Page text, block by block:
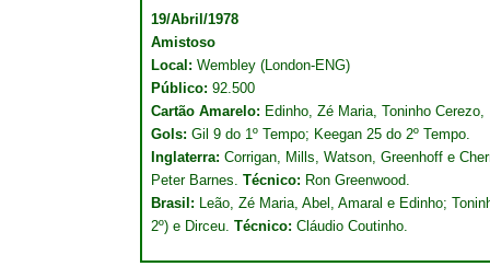
19/Abril/1978
Amistoso
Local: Wembley (London-ENG)
Público: 92.500
Cartão Amarelo: Edinho, Zé Maria, Toninho
Gols: Gil 9 do 1º Tempo; Keegan 25 do 2º Tempo.
Inglaterra: Corrigan, Mills, Watson, Greenhoff e
Peter Barnes. Técnico: Ron Greenwood.
Brasil: Leão, Zé Maria, Abel, Amaral e Edinho;
2º) e Dirceu. Técnico: Cláudio Coutinho.